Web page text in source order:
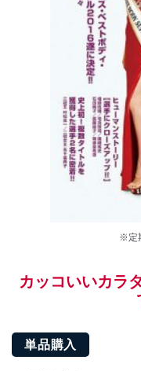
※定
カッコいいカラ
単品購入